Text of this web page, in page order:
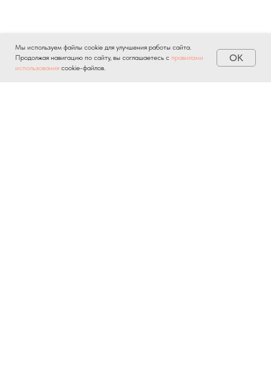
Мы используем файлы cookie для улучшения работы сайта.
Продолжая навигацию по сайту, вы соглашаетесь с правилами
использования cookie-файлов.
OK